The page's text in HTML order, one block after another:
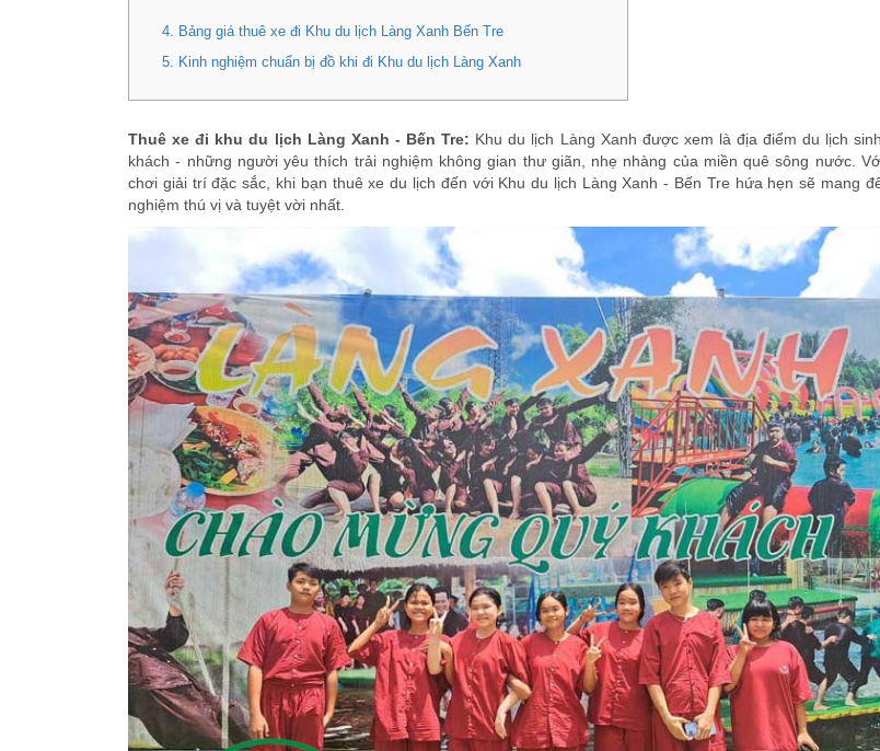
4. Bảng giá thuê xe đi Khu du lịch Làng Xanh Bến Tre
5. Kinh nghiệm chuẩn bị đồ khi đi Khu du lịch Làng Xanh
Thuê xe đi khu du lịch Làng Xanh - Bến Tre: Khu du lịch Làng Xanh được xem là địa điểm du lịch
khách - những người yêu thích trải nghiệm không gian thư giãn, nhẹ nhàng của miền quê sông nước.
chơi giải trí đặc sắc, khi bạn thuê xe du lịch đến với Khu du lịch Làng Xanh - Bến Tre hứa hẹn sẽ mang
nghiệm thú vị và tuyệt vời nhất.